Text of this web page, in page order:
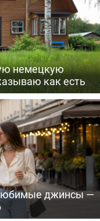
немецкую
как есть
джинсы —